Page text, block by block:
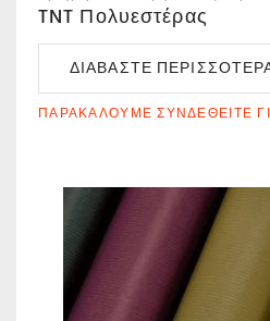
TNT Πολυεστέρας
ΔΙΑΒΆΣΤΕ
ΠΑΡΑΚΑΛΟΎΜΕ ΣΥΝΔΕΘΕΊΤΕ